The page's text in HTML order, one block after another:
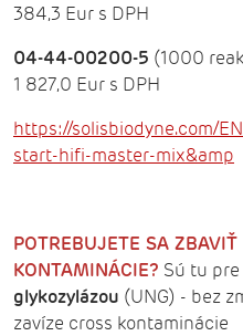
384,3 Eur s DPH
04-44-00200-5 (1000
1 827,0 Eur s DPH
https://solisbiodyne.com/
start-hifi-master-mix&amp
POTREBUJETE SA
KONTAMINÁCIE? Sú tu pre
glykozylázou (UNG) - bez
zavíze cross kontaminácie